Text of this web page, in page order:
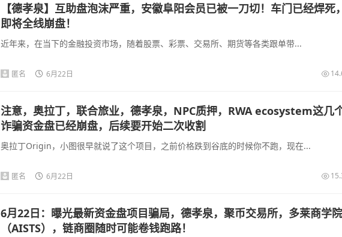
【德孝泉】互助盘泡沫严重，安徽阜阳会员已被一刀切！车门已经焊死，
即将全线崩盘！
近年来，在当下的金融投资市场，随着股票、彩票、交易所、期货等各类跟单带...
匿名 6月22日
注意，奥拉丁，联合旅业，德孝泉，NPC质押，RWA ecosystem这几
诈骗资金盘已经崩盘，后续要开始二次收割
奥拉丁Origin，小图很早就说了这个项目，之前价格跌到谷底的时候你不跑，现在...
匿名 6月22日
6月22日：曝光最新资金盘项目骗局，德孝泉，聚币交易所，多莱商学院
（AISTS），链商圈随时可能卷钱跑路！